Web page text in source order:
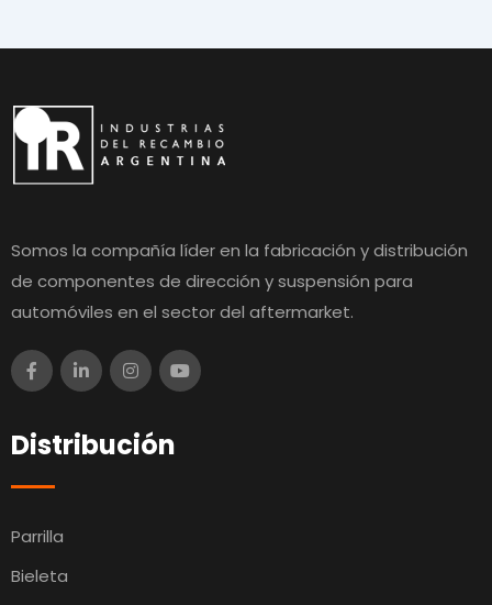
Somos la compañía líder en la fabricación y distribución
de componentes de dirección y suspensión para
automóviles en el sector del aftermarket.
Distribución
Parrilla
Bieleta